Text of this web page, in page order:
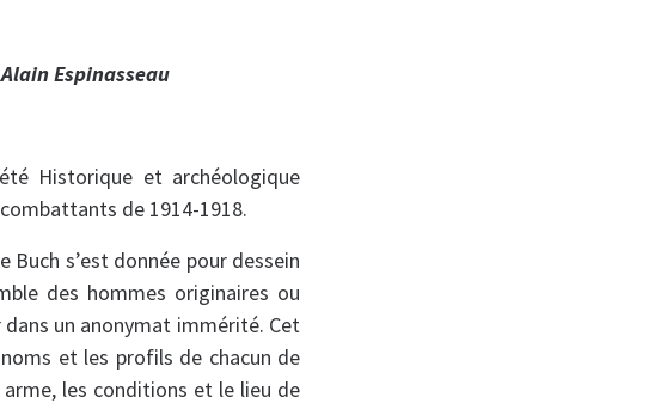
Espinasseau
Historique et archéologique
de 1914-1918.
s’est donnée pour dessein
des hommes originaires ou
un anonymat immérité. Cet
et les profils de chacun de
les conditions et le lieu de